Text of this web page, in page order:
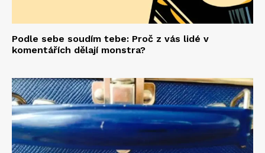
Podle sebe soudím tebe: Proč z vás lidé v
komentářích dělají monstra?